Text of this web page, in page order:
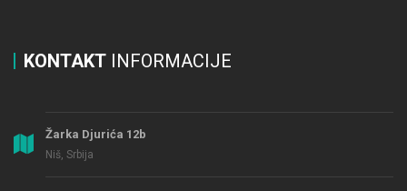
KONTAKT INFORMACIJE
Žarka Djurića 12b
Niš, Srbija